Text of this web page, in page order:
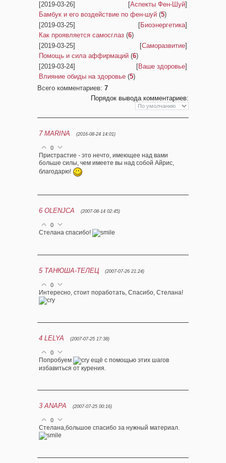
[2019-03-26]
[Аспекты Фен-Шуй]
Бамбук и его воздействие по фен-шуй (5)
[2019-03-25]
[Биоэнергетика]
Как проявляется самосглаз (6)
[2019-03-25]
[Саморазвитие]
Помощь и сила аффирмаций (6)
[2019-03-24]
[Ваше здоровье]
Влияние обиды на здоровье (5)
Всего комментариев: 7
Порядок вывода комментариев:
7 MARINA (2016-08-24 14:01)
0
Пристрастие - это нечто, имеющее над вами
больше силы, чем имеете вы над собой Айрис,
благодарю!
6 OLENJCA (2007-08-14 02:45)
0
Стелана спасибо!
5 ТАНЮША-ТЕЛЕЦ (2007-07-26 21:24)
0
Интересно, стоит поработать, Спасибо, Стелана!
4 LELYA (2007-07-25 17:38)
0
Попробуем
ещё с помощью этих шагов
избавиться от курения.
3 ANAPA (2007-07-25 00:16)
0
Стелана,большое спасибо за нужный материал.